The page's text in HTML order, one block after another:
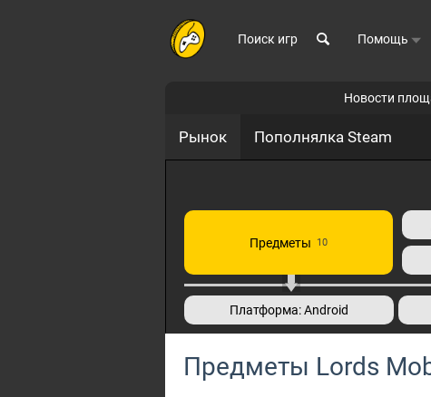
Поиск игр Помощь
Новости
Рынок Пополнялка Steam
Предметы 10
Платформа: Android
Предметы Lords